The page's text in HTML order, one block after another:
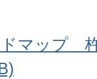
マップ